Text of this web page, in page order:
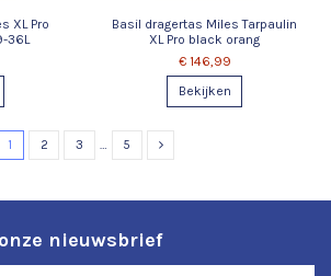
XL Pro
36L
Basil dragertas Miles Tarpaulin
XL Pro black orang
€ 146,99
Bekijken
1 2 3 … 5
nieuwsbrief